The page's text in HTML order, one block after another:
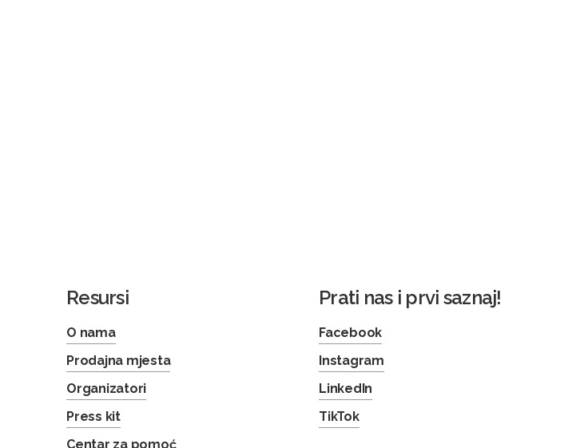
Resursi
O nama
Prodajna mjesta
Organizatori
Press kit
Centar za pomoć
Prati nas i prvi saznaj!
Facebook
Instagram
LinkedIn
TikTok